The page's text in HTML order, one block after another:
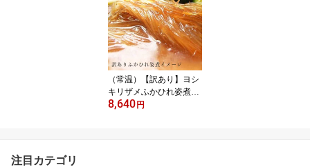
れ フカヒレ 吉切鮫 気仙
沼 専門店 有名店 通販 煮
込み用スープ付き 中華
中華料理 中華惣菜 手土
産 美味しい おいしい 簡
単調理
（常温）【訳あり】ヨシ
キリザメふかひれ姿煮
（尾びれ101g～）【煮込
8,640 円
注目カテゴリ